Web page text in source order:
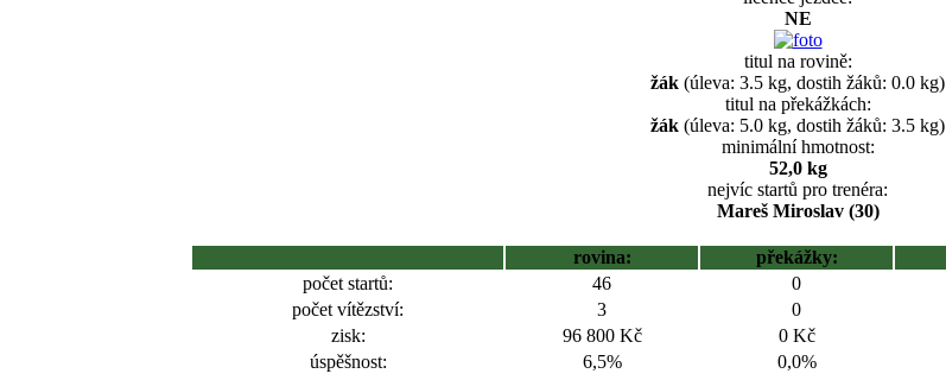
NE
titul na rovině:
žák (úleva: 3.5 kg, dostih žáků: 0.0 kg)
titul na překážkách:
žák (úleva: 5.0 kg, dostih žáků: 3.5 kg)
minimální hmotnost:
52,0 kg
nejvíc startů pro trenéra:
Mareš Miroslav (30)
rovina: překážky:
počet startů:
46 0
počet vítězství:
3 0
zisk:
96 800 Kč 0 Kč
úspěšnost:
6,5% 0,0%